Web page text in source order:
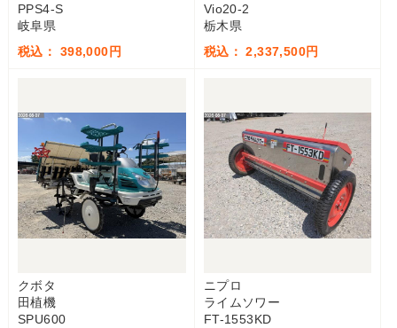
PPS4-S
岐阜県
税込： 398,000円
Vio20-2
栃木県
税込： 2,337,500円
クボタ
田植機
SPU600
ニプロ
ライムソワー
FT-1553KD